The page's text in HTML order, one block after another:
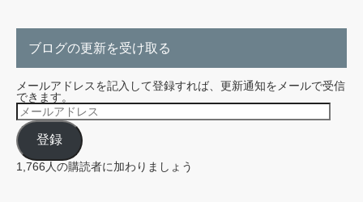
ブログの更新を受け取る
メールアドレスを記入して登録すれば、更新通知をメールで受信
できます。
メ
ー
ル
ア
ド
レ
ス
登録
1,766人の購読者に加わりましょう